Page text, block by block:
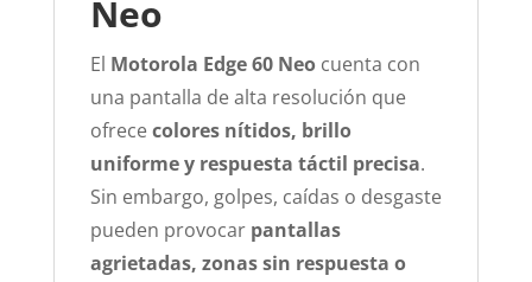
Neo
El Motorola Edge 60 Neocuenta con
una pantalla de alta resolución que
ofrececolores nítidos, brillo
uniforme y respuesta táctil precisa.
Sin embargo, golpes, caídas o desgaste
pueden provocar pantallas
agrietadas, zonas sin respuesta o